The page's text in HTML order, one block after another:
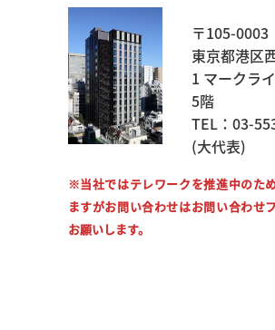
〒105-0003
東京都港区
1 マークラ
5階
TEL：03-
(大代表)
※当社ではテレワークを推進中のた
ますがお問い合わせはお問い合わせ
お願いします。